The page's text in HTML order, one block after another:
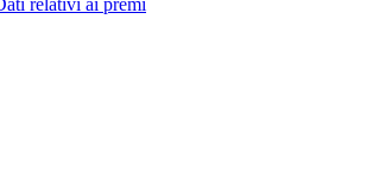
Dati relativi ai premi